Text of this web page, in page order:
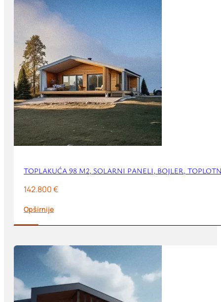
TOPLAKUĆA 98 M2, SOLARNI PANELI, BOJLER,
142.800 €
Opširnije